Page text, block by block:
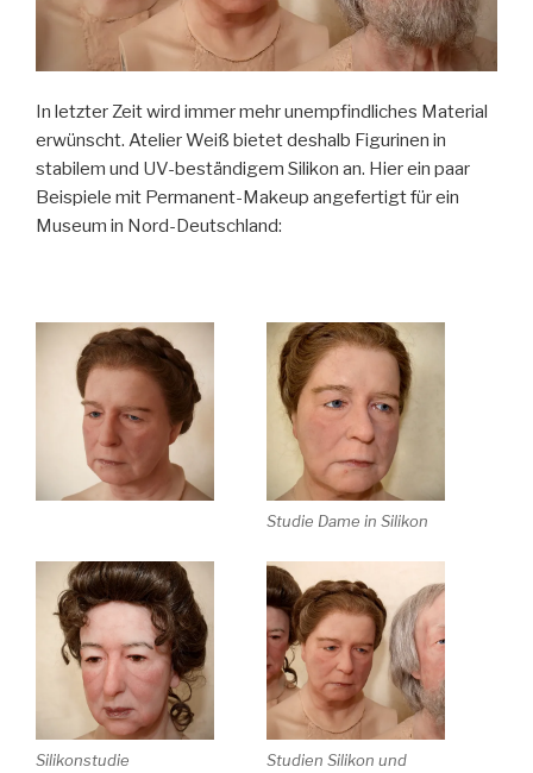
In letzter Zeit wird immer mehr unempfindliches Material
erwünscht. Atelier Weiß bietet deshalb Figurinen in
stabilem und UV-beständigem Silikon an. Hier ein paar
Beispiele mit Permanent-Makeup angefertigt für ein
Museum in Nord-Deutschland:
Studie Dame in Silikon
Silikonstudie
Studien Silikon und